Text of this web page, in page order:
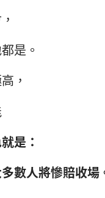
是。
，
是：
數人將慘賠收場